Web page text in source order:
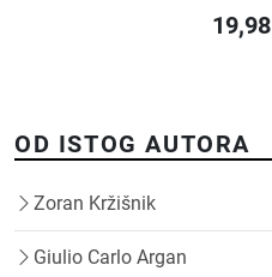
19,98
OD ISTOG AUTORA
Zoran Kržišnik
Giulio Carlo Argan